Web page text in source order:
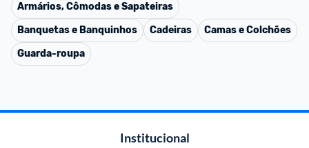
Armários, Cômodas e Sapateiras
Banquetas e Banquinhos
Cadeiras
Camas e Colchões
Guarda-roupa
Institucional